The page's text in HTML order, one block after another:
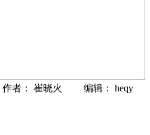
作者： 崔晓火 编辑： heqy